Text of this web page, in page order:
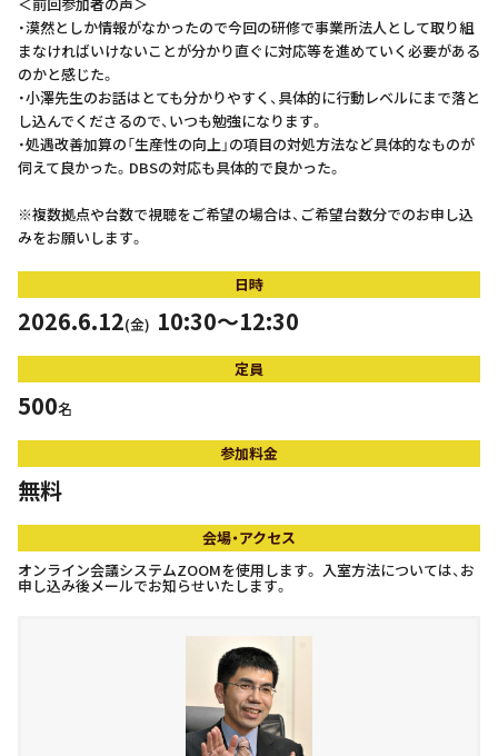
＜前回参加者の声＞
・漠然としか情報がなかったので今回の研修で事業所法人として取り組
まなければいけないことが分かり直ぐに対応等を進めていく必要がある
のかと感じた。
・小澤先生のお話はとても分かりやすく、具体的に行動レベルにまで落と
し込んでくださるので、いつも勉強になります。
・処遇改善加算の「生産性の向上」の項目の対処方法など具体的なものが
伺えて良かった。DBSの対応も具体的で良かった。
※複数拠点や台数で視聴をご希望の場合は、ご希望台数分でのお申し込
みをお願いします。
日時
2026.6.12(金) 10:30～12:30
定員
500名
参加料金
無料
会場・アクセス
オンライン会議システムZOOMを使用します。 入室方法については、お
申し込み後メールでお知らせいたします。